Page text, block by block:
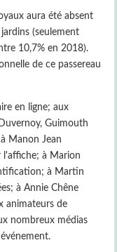
aura été absent
(seulement
10,7% en 2018).
de ce passereau
en ligne; aux
Guimouth
Manon Jean
l'affiche; à Marion
à Martin
à Annie Chêne
animateurs de
nombreux médias